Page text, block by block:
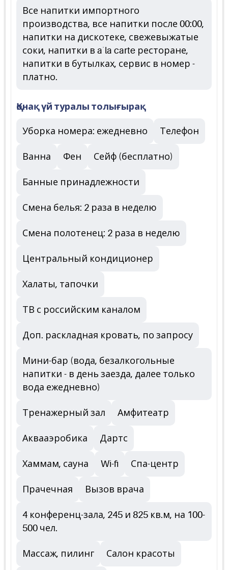
Все напитки импортного
производства, все напитки после 00:00,
напитки на дискотеке, свежевыжатые
соки, напитки в a`la carte ресторане,
напитки в бутылках, сервис в номер -
платно.
Қонақ үй туралы толығырақ
Уборка номера: ежедневно Телефон
Ванна Фен Сейф (бесплатно)
Банные принадлежности
Смена белья: 2 раза в неделю
Смена полотенец: 2 раза в неделю
Центральный кондиционер
Халаты, тапочки
ТВ с российским каналом
Доп. раскладная кровать, по запросу
Мини-бар (вода, безалкогольные
напитки - в день заезда, далее только
вода ежедневно)
Тренажерный зал Амфитеатр
Аквааэробика Дартс
Хаммам, сауна Wi-fi Спа-центр
Прачечная Вызов врача
4 конференц-зала, 245 и 825 кв.м, на 100-
500 чел.
Массаж, пилинг Салон красоты